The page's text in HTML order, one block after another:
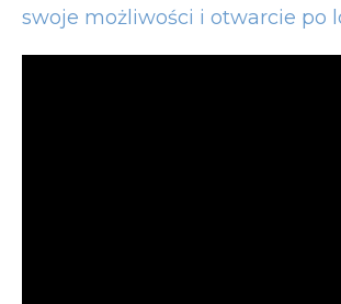
swoje możliwości i otwarcie po